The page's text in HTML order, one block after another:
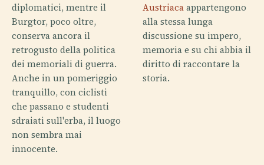
diplomatici, mentre il
Burgtor, poco oltre,
conserva ancora il
retrogusto della politica
dei memoriali di guerra.
Anche in un pomeriggio
tranquillo, con ciclisti
che passano e studenti
sdraiati sull'erba, il luogo
non sembra mai
innocente.
Austriacaappartengono
alla stessa lunga
discussione su impero,
memoria e su chi abbia il
diritto di raccontare la
storia.